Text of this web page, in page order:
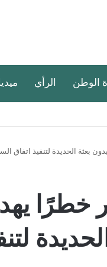
الوطن الرأي
بعثة الحديدة لتنفيذ اتفاق
خطرًا